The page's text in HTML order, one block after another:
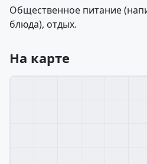
Общественное питание
блюда), отдых.
На карте